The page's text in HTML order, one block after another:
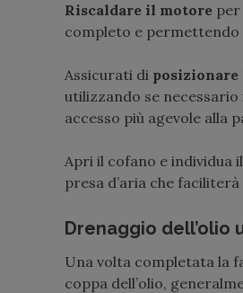
Riscaldare il motore per
completo e permettendo
Assicurati di posizionare
utilizzando se necessario
accesso più agevole alla
Apri il cofano e individua il
presa d’aria che
Drenaggio dell’olio
Una volta completata la
coppa dell’olio,